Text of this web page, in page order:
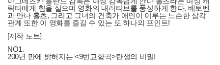
릭터에게 힘을 실으며 영화의 내러티브를 풍성하게 한다. 베토벤
과 안나 홀츠, 그리고 그녀의 건축가 애인이 이루는 느슨한 삼각
관계 또한 이 영화를 즐길 수 있는 또 하나의 포인트!
[제작 노트]
NO1.
200년 만에 밝혀지는 <9번교향곡>탄생의 비밀!